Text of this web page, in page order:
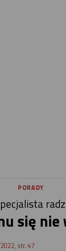
PORADY
się
str. 47